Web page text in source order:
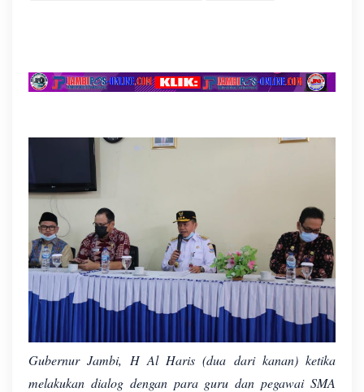
Gubernur Jambi, H Al Haris (dua dari kanan) ketika
melakukan dialog dengan para guru dan pegawai SMA